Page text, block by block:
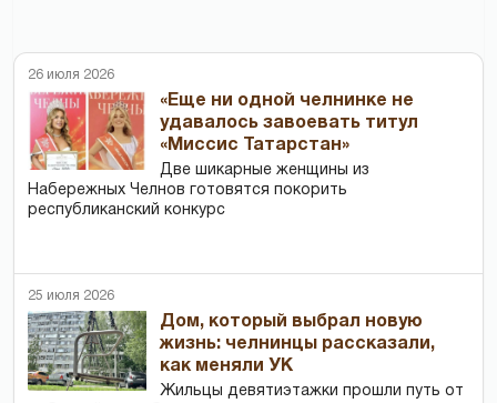
26 июля 2026
«Еще ни одной челнинке не
удавалось завоевать титул
«Миссис Татарстан»
Две шикарные женщины из
Набережных Челнов готовятся покорить
республиканский конкурс
25 июля 2026
Дом, который выбрал новую
жизнь: челнинцы рассказали,
как меняли УК
Жильцы девятиэтажки прошли путь от